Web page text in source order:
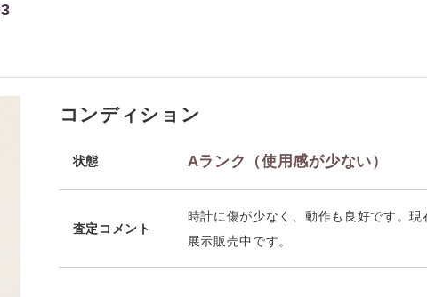
コンディション
状態 Aランク（使用感が少ない）
査定コメント
時計に傷が少なく、動作も良好です。現
展示販売中です。